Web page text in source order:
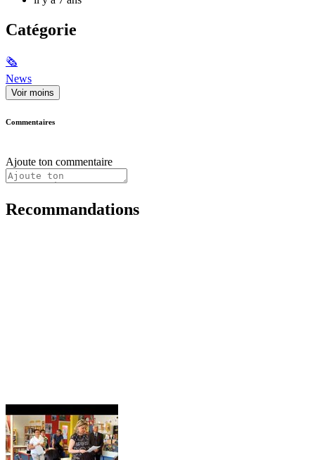
Catégorie
🗞
News
Voir moins
Commentaires
Ajoute ton commentaire
Recommandations